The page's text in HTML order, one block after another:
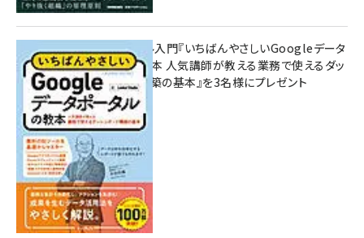
無料BIツール入門『いちばんやさしいGoogleデータ
ポータルの教本 人気講師が教える業務で使えるダッ
シュボード構築の基本』を3名様にプレゼント
7月31日 10:00